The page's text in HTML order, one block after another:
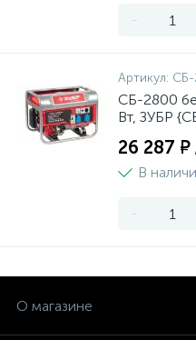
-
Артикул:
СБ-2800
Вт, ЗУБР
26 287 ₽
В
-
О магазине